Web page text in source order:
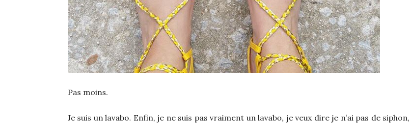
Pas moins.
Je suis un lavabo. Enfin, je ne suis pas vraiment un lavabo, je veux dire je n’ai pas de siphon,